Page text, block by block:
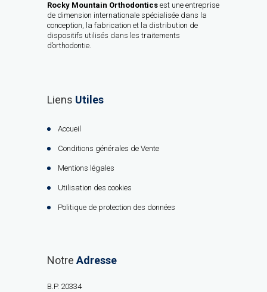
Rocky Mountain Orthodontics est une entreprise
de dimension internationale spécialisée dans la
conception, la fabrication et la distribution de
dispositifs utilisés dans les traitements
d’orthodontie.
Liens Utiles
Accueil
Conditions générales de Vente
Mentions légales
Utilisation des cookies
Politique de protection des données
Notre Adresse
B.P. 20334